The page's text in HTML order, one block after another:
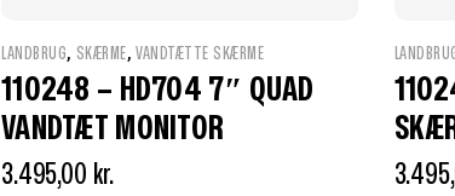
LANDBRUG, SKÆRME,VANDTÆTTE SKÆRME
110248 – HD704 7″ QUAD
VANDTÆT MONITOR
3.495,00 kr.